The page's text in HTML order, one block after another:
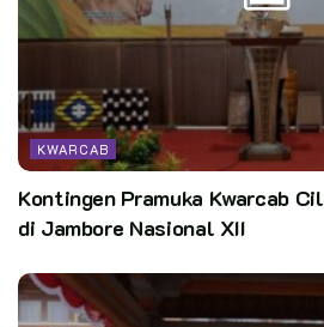
KWARCAB
Kontingen Pramuka Kwarcab
di Jambore Nasional XII